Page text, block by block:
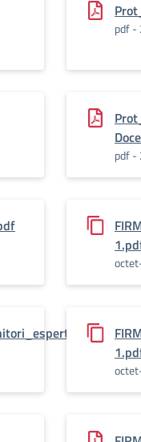
pdf -
pdf -